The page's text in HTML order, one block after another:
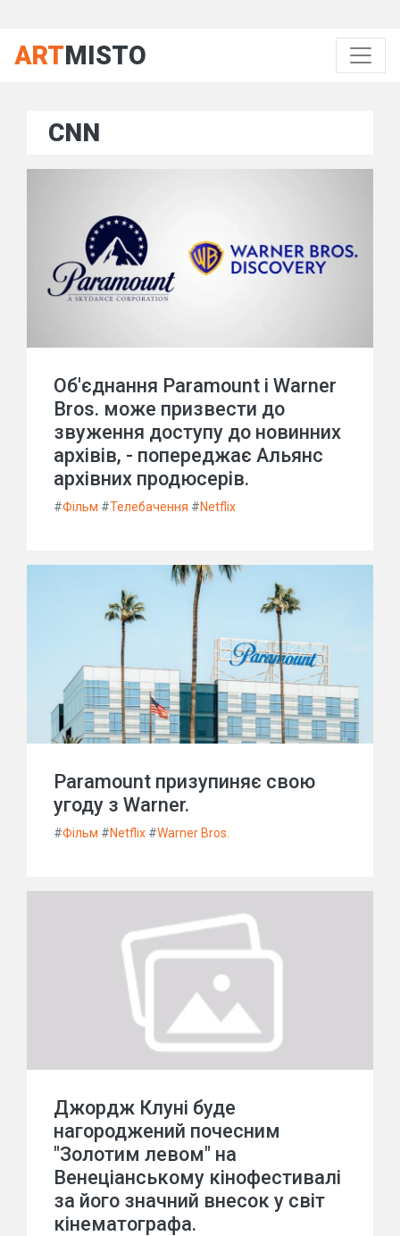
ARTMISTO
CNN
Об'єднання Paramount і Warner
Bros. може призвести до
звуження доступу до новинних
архівів, - попереджає Альянс
архівних продюсерів.
#Фільм #Телебачення #Netflix
Paramount призупиняє свою
угоду з Warner.
#Фільм #Netflix #Warner Bros.
Джордж Клуні буде
нагороджений почесним
"Золотим левом" на
Венеціанському кінофестивалі
за його значний внесок у світ
кінематографа.